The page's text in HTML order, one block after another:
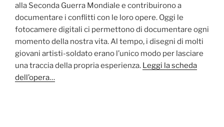
alla Seconda Guerra Mondiale e contribuirono a
documentare i conflitti con le loro opere. Oggi le
fotocamere digitali ci permettono di documentare ogni
momento della nostra vita. Al tempo, i disegni di molti
giovani artisti-soldato erano l’unico modo per lasciare
una traccia della propria esperienza. Leggi la scheda
dell’opera…